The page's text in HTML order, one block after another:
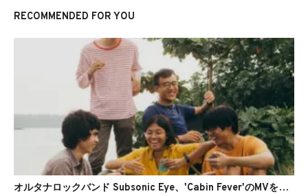
RECOMMENDED FOR YOU
オルタナロックバンド Subsonic Eye、'Cabin Fever'のMVを公開